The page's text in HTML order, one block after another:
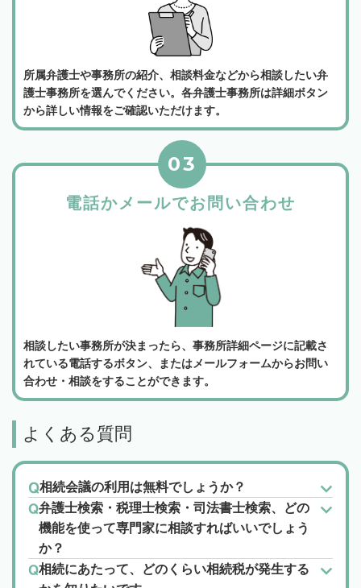
所属弁護士や事務所の紹介、相談料金などから相談したい弁
護士事務所を選んでください。各弁護士事務所は詳細ボタン
から詳しい情報をご確認いただけます。
電話かメールでお問い合わせ
03
相談したい事務所が決まったら、事務所詳細ページに記載さ
れている電話するボタン、またはメールフォームからお問い
合わせ・相談をすることができます。
よくある質問
相続会議の利用は無料でしょうか？
弁護士検索・税理士検索・司法書士検索、どの
機能を使って専門家に相談すればいいでしょう
か？
相続にあたって、どのくらい相続税が発生する